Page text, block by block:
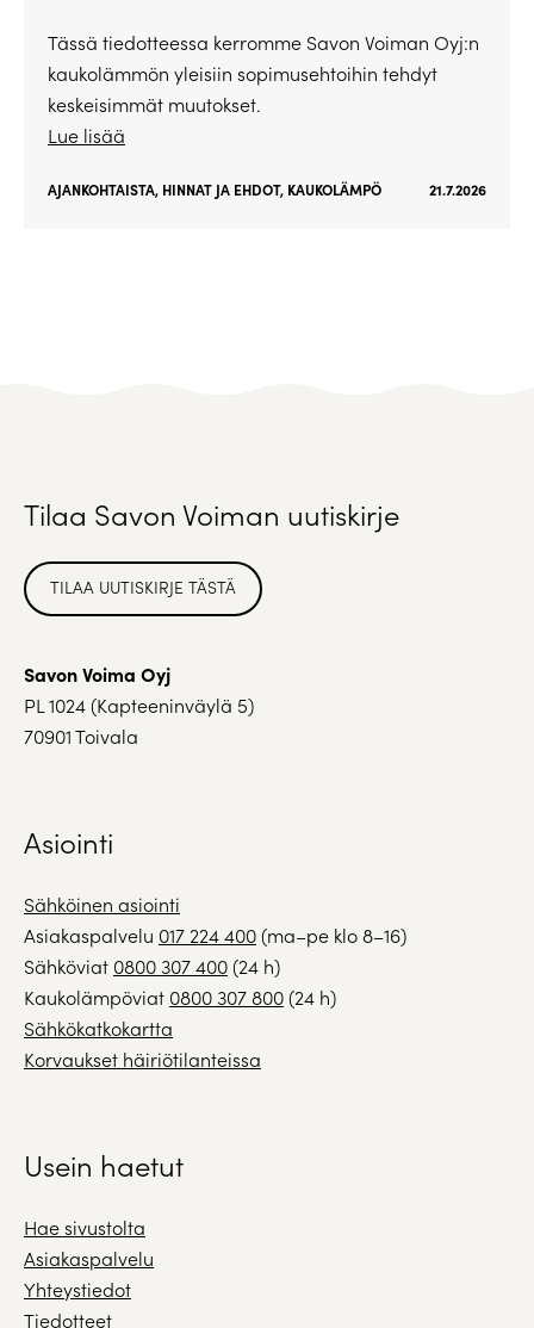
Tässä tiedotteessa kerromme Savon Voiman Oyj:n
kaukolämmön yleisiin sopimusehtoihin tehdyt
keskeisimmät muutokset.
Lue lisää
AJANKOHTAISTA, HINNAT JA EHDOT, KAUKOLÄMPÖ 21.7.2026
Tilaa Savon Voiman uutiskirje
TILAA UUTISKIRJE TÄSTÄ
Savon Voima Oyj
PL 1024 (Kapteeninväylä 5)
70901 Toivala
Asiointi
Sähköinen asiointi
Asiakaspalvelu 017 224 400(ma–pe klo 8–16)
Sähköviat 0800 307 400(24 h)
Kaukolämpöviat 0800 307 800(24 h)
Sähkökatkokartta
Korvaukset häiriötilanteissa
Usein haetut
Hae sivustolta
Asiakaspalvelu
Yhteystiedot
Tiedotteet